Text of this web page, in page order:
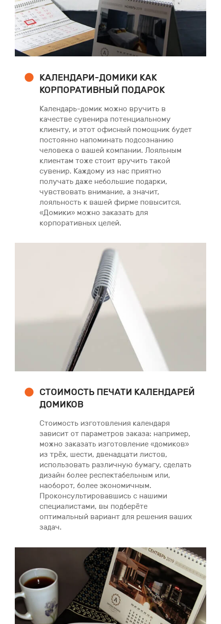
КАЛЕНДАРИ-ДОМИКИ КАК
КОРПОРАТИВНЫЙ ПОДАРОК
Календарь-домик можно вручить в
качестве сувенира потенциальному
клиенту, и этот офисный помощник будет
постоянно напоминать подсознанию
человека о вашей компании. Лояльным
клиентам тоже стоит вручить такой
сувенир. Каждому из нас приятно
получать даже небольшие подарки,
чувствовать внимание, а значит,
лояльность к вашей фирме повысится.
«Домики» можно заказать для
корпоративных целей.
СТОИМОСТЬ ПЕЧАТИ КАЛЕНДАРЕЙ
ДОМИКОВ
Стоимость изготовления календаря
зависит от параметров заказа: например,
можно заказать изготовление «домиков»
из трёх, шести, двенадцати листов,
использовать различную бумагу, сделать
дизайн более респектабельным или,
наоборот, более экономичным.
Проконсультировавшись с нашими
специалистами, вы подберёте
оптимальный вариант для решения ваших
задач.